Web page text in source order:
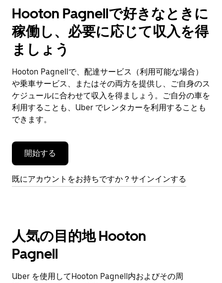
ン
で
カ
レ
ン
ー
を
閉
じ
ま
す。
Hooton Pagnellで好きなときに
稼働し、必要に応じて収入を得
ましょう
Hooton Pagnellで、配達サービス（利用可能な場合）
や乗車サービス、またはその両方を提供し、ご自身のス
ケジュールに合わせて収入を得ましょう。ご自分の車を
利用することも、Uber でレンタカーを利用することも
できます。
開始する
既にアカウントをお持ちですか？サインインする
人気の目的地 Hooton
Pagnell
Uber を使用してHooton Pagnell内およびその周